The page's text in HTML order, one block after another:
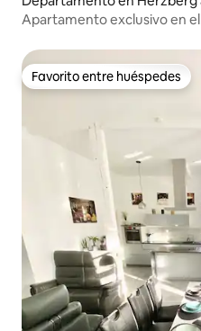
Apartamento exclusivo en
Favorito entre huéspedes
Favorito entre huéspedes